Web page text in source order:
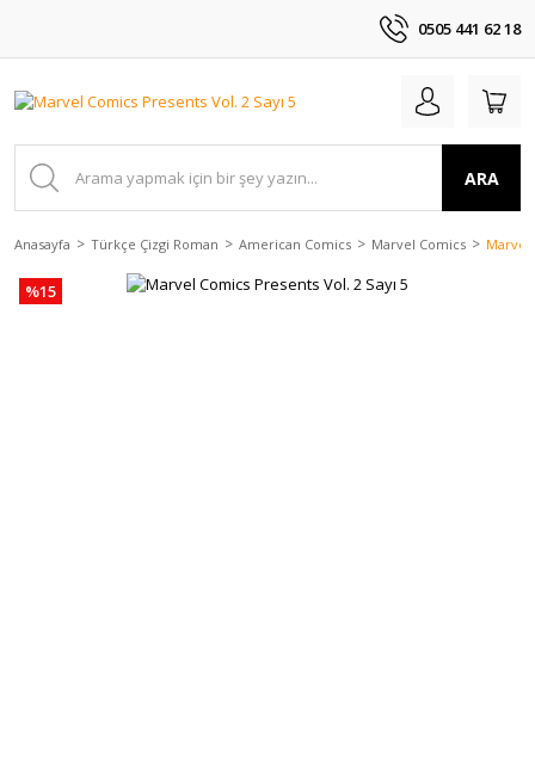
0505 441 62 18
ARA
Anasayfa Türkçe Çizgi Roman American Comics Marvel Comics Marvel
%15